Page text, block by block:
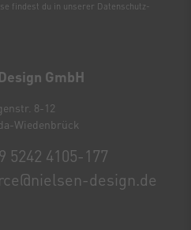
GmbH
8-12
Wiedenbrück
5242 4105-177
design.de
findest du in unserer Daten­schutz­